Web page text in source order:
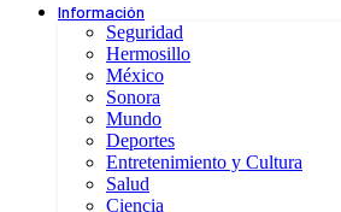
Información
Seguridad
Hermosillo
México
Sonora
Mundo
Deportes
Entretenimiento y Cultura
Salud
Ciencia